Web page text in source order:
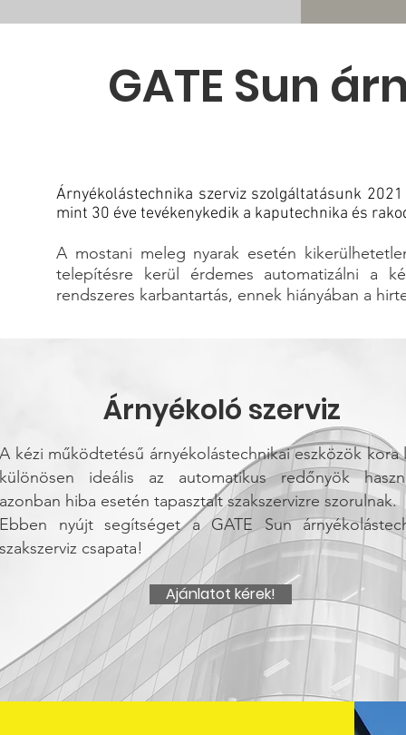
GATE Sun
Árnyékolástechnika szerviz szolgáltatásunk
mint 30 éve tevékenykedik a kaputechnika és
A mostani meleg nyarak esetén
telepítésre kerül érdemes automatizálni a
rendszeres karbantartás, ennek hiányában a
Árnyékoló szerviz
A kézi működtetésű árnyékolástechnikai eszközök kora
különösen ideális az automatikus redőnyök
azonban hiba esetén tapasztalt szakszervizre szorulnak.
Ebben nyújt segítséget a GATE Sun
szakszerviz csapata!
Ajánlatot kérek!